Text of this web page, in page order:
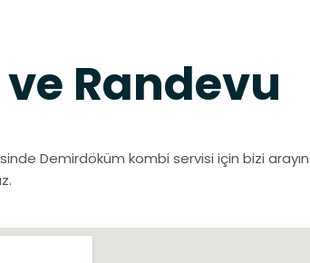
Randevu
Demirdöküm kombi servisi için bizi